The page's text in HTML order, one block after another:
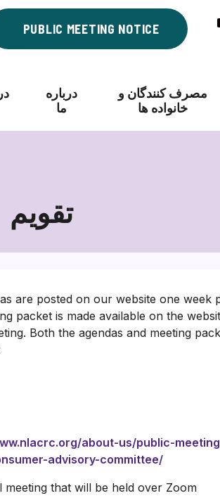
PUBLIC MEETING NOTICE
درباره
ما
مصرف کنندگان و
خانواده ها
تقویم
are posted on our website one
packet is made available on the
Both the agendas and meeting
about-us/public-
advisory-committee/
meeting that will be held over Zoom